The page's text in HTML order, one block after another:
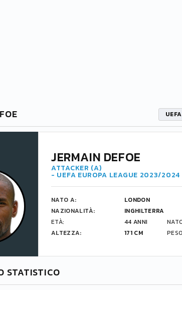
JERMAIN DEFOE
ATTACKER (A)
- UEFA EUROPA LEAGUE 2023/2024
NATO A:
LONDON
NAZIONALITÀ:
INGHILTERRA
ETÀ:
44 ANNI
ALTEZZA:
171 CM
STATISTICO